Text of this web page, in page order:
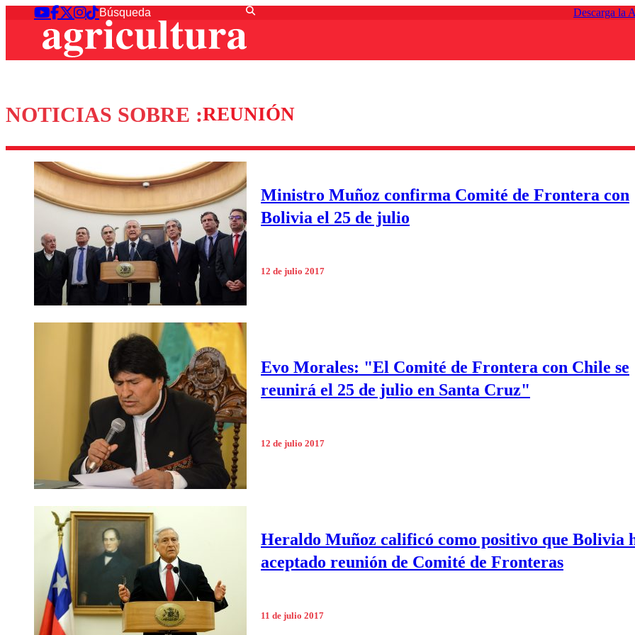
Descarga la
NOTICIAS SOBRE :REUNIÓN
Ministro Muñoz confirma Comité de Frontera con
Bolivia el 25 de julio
12 de julio 2017
Evo Morales: "El Comité de Frontera con Chile se
reunirá el 25 de julio en Santa Cruz"
12 de julio 2017
Heraldo Muñoz calificó como positivo que Bolivia
aceptado reunión de Comité de Fronteras
11 de julio 2017